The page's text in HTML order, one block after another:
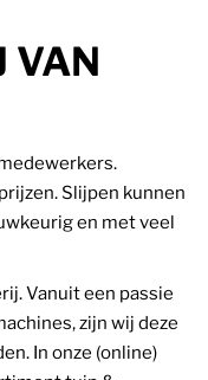
VAN
Slijpen kunnen
en met veel
Vanuit een passie
zijn wij deze
In onze (online)